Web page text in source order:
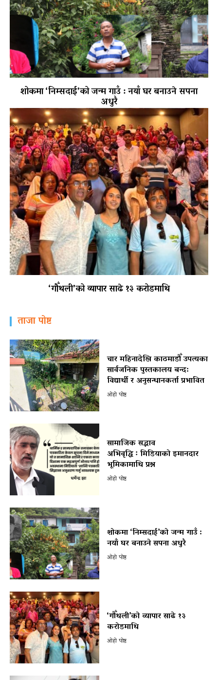
शोकमा ‘निम्सदाई’को जन्म गाउँ : नयाँ घर बनाउने सपना
अधुरै
‘गौँथली’को व्यापार साढे १३ करोडमाथि
ताजा पोष्ट
चार महिनादेखि काठमाडौँ उपत्यका
सार्वजनिक पुस्तकालय बन्द:
विद्यार्थी र अनुसन्धानकर्ता प्रभावित
ओहो पोष्ट
सामाजिक सद्भाव
अभिवृद्धि ः मिडियाको इमानदार
भूमिकामाथि प्रश्न
ओहो पोष्ट
शोकमा ‘निम्सदाई’को जन्म गाउँ :
नयाँ घर बनाउने सपना अधुरै
ओहो पोष्ट
‘गौँथली’को व्यापार साढे १३
करोडमाथि
ओहो पोष्ट